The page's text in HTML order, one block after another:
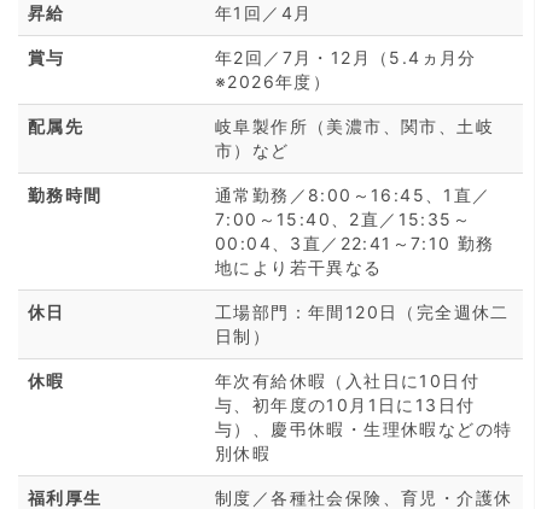
昇給 年1回／4月
賞与
年2回／7月・12月（5.4ヵ月分
※2026年度）
配属先
岐阜製作所（美濃市、関市、土岐
市）など
勤務時間
通常勤務／8:00～16:45、1直／
7:00～15:40、2直／15:35～
00:04、3直／22:41～7:10 勤務
地により若干異なる
休日
工場部門：年間120日（完全週休二
日制）
休暇
年次有給休暇（入社日に10日付
与、初年度の10月1日に13日付
与）、慶弔休暇・生理休暇などの特
別休暇
福利厚生
制度／各種社会保険、育児・介護休